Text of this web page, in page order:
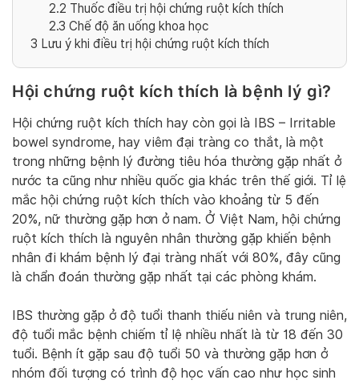
2.2 Thuốc điều trị hội chứng ruột kích thích
2.3 Chế độ ăn uống khoa học
3 Lưu ý khi điều trị hội chứng ruột kích thích
Hội chứng ruột kích thích là bệnh lý gì?
Hội chứng ruột kích thích hay còn gọi là IBS – Irritable
bowel syndrome, hay viêm đại tràng co thắt, là một
trong những bệnh lý đường tiêu hóa thường gặp nhất ở
nước ta cũng như nhiều quốc gia khác trên thế giới. Tỉ lệ
mắc hội chứng ruột kích thích vào khoảng từ 5 đến
20%, nữ thường gặp hơn ở nam. Ở Việt Nam, hội chứng
ruột kích thích là nguyên nhân thường gặp khiến bệnh
nhân đi khám bệnh lý đại tràng nhất với 80%, đây cũng
là chẩn đoán thường gặp nhất tại các phòng khám.
IBS thường gặp ở độ tuổi thanh thiếu niên và trung niên,
độ tuổi mắc bệnh chiếm tỉ lệ nhiều nhất là từ 18 đến 30
tuổi. Bệnh ít gặp sau độ tuổi 50 và thường gặp hơn ở
nhóm đối tượng có trình độ học vấn cao như học sinh